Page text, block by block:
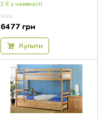
Є у наявності
Оцінка
0.00
з
6477 грн
Купити